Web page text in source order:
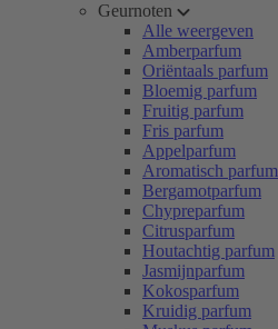
Geurnoten
Alle weergeven
Amberparfum
Oriëntaals parfum
Bloemig parfum
Fruitig parfum
Fris parfum
Appelparfum
Aromatisch parfum
Bergamotparfum
Chypreparfum
Citrusparfum
Houtachtig parfum
Jasmijnparfum
Kokosparfum
Kruidig parfum